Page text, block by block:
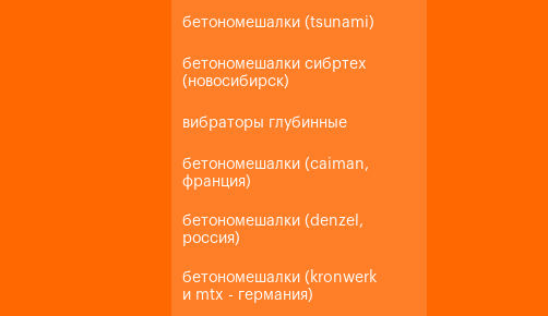
бетономешалки (tsunami)
бетономешалки сибртех
(новосибирск)
вибраторы глубинные
бетономешалки (caiman,
франция)
бетономешалки (denzel,
россия)
бетономешалки (kronwerk
и mtx - германия)